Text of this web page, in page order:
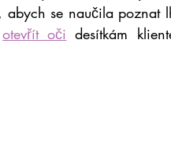
se naučila poznat
otevřít oči desítkám